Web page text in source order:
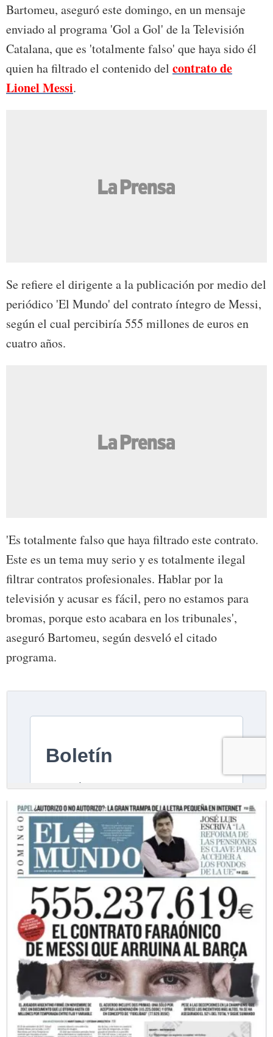
Bartomeu, aseguró este domingo, en un mensaje
enviado al programa 'Gol a Gol' de la Televisión
Catalana, que es 'totalmente falso' que haya sido él
quien ha filtrado el contenido del contrato de
Lionel Messi.
Se refiere el dirigente a la publicación por medio del
periódico 'El Mundo' del contrato íntegro de Messi,
según el cual percibiría 555 millones de euros en
cuatro años.
'Es totalmente falso que haya filtrado este contrato.
Este es un tema muy serio y es totalmente ilegal
filtrar contratos profesionales. Hablar por la
televisión y acusar es fácil, pero no estamos para
bromas, porque esto acabara en los tribunales',
aseguró Bartomeu, según desveló el citado
programa.